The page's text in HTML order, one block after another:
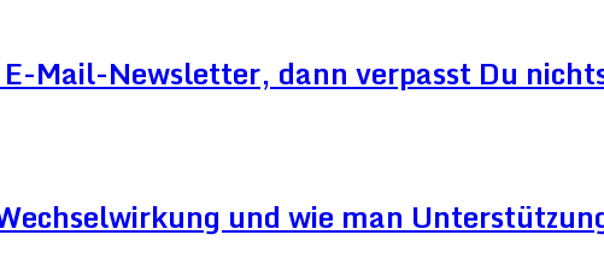
Mail-Newsletter, dann verpasst Du
und wie man